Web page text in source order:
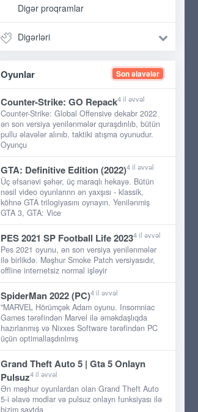
Digər proqramlar
Digərləri
Oyunlar Son əlavələr
Counter-Strike: GO Repack4 il əvvəl
Counter-Strike: Global Offensive dekabr 2022
ən son versiya yenilənmələr quraşdırılıb, bütün
pullu əlavələr alınıb, taktiki atışma oyunudur.
Oyunçu
GTA: Definitive Edition (2022)4 il əvvəl
Üç əfsanəvi şəhər, üç maraqlı hekayə. Bütün
nəsil video oyunlarınn ən yaxşısı - klassik,
köhnə GTA trilogiyasını oynayın. Yenilənmiş
GTA 3, GTA: Vice
PES 2021 SP Football Life 20234 il əvvəl
Pes 2021 oyunu, ən son versiya yenilənmələr
ilə birlikdə. Məşhur Smoke Patch versiyasıdır,
offline internetsiz normal işləyir
SpiderMan 2022 (PC)4 il əvvəl
"MARVEL Hörümçək Adam oyunu. Insomniac
Games tərəfindən Marvel ilə əməkdaşlıqda
hazırlanmış və Nixxes Software tərəfindən PC
üçün optimallaşdırılmış
Grand Theft Auto 5 | Gta 5 Onlayn
Pulsuz4 il əvvəl
Ən məşhur oyunlardan olan Grand Theft Auto
5-i əlavə modlar və pulsuz onlayn funksiyası ilə
bizim saytda